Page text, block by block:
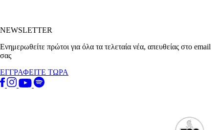
NEWSLETTER
Ενημερωθείτε πρώτοι για όλα τα τελεταία νέα, απευθείας στο email
σας
ΕΓΓΡΑΦΕΙΤΕ ΤΩΡΑ